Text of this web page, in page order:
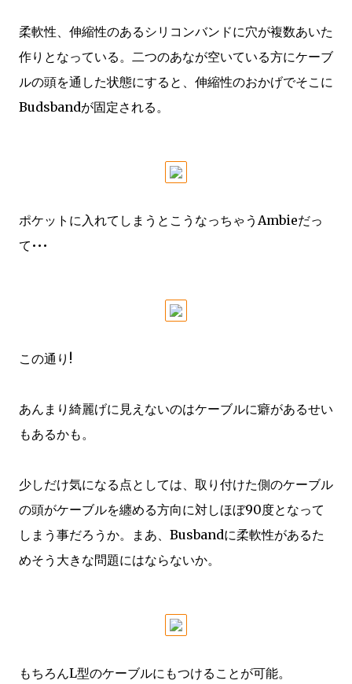
柔軟性、伸縮性のあるシリコンバンドに穴が複数あいた
作りとなっている。二つのあなが空いている方にケーブ
ルの頭を通した状態にすると、伸縮性のおかげでそこに
Budsbandが固定される。
ポケットに入れてしまうとこうなっちゃうAmbieだっ
て•••
この通り!
あんまり綺麗げに見えないのはケーブルに癖があるせい
もあるかも。
少しだけ気になる点としては、取り付けた側のケーブル
の頭がケーブルを纏める方向に対しほぼ90度となって
しまう事だろうか。まあ、Busbandに柔軟性があるた
めそう大きな問題にはならないか。
もちろんL型のケーブルにもつけることが可能。